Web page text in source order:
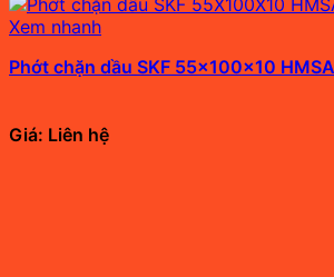
Xem nhanh
Phớt chặn dầu SKF 55x100x10
Giá: Liên hệ